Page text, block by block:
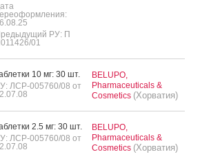
РУ: П
01
10 мг: 30 шт.
ЛСР-005760/08 от
BELUPO,
Pharmaceuticals &
Cosmetics (Хорватия)
2.5 мг: 30 шт.
ЛСР-005760/08 от
BELUPO,
Pharmaceuticals &
Cosmetics (Хорватия)